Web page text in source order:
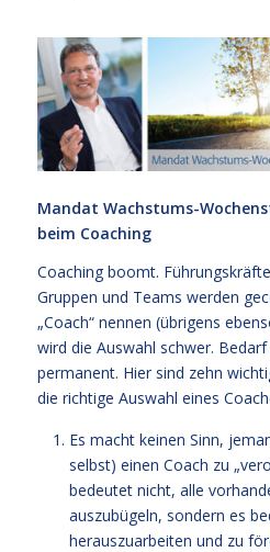
Mandat Wachstums-
beim Coaching
Coaching boomt.
Gruppen und Teams werden
„Coach“ nennen (übrigens
wird die Auswahl schwer.
permanent. Hier sind zehn
die richtige Auswahl eines
Es macht keinen Sinn,
selbst) einen Coach zu
bedeutet nicht, alle
auszubügeln, sondern es
herauszuarbeiten und zu